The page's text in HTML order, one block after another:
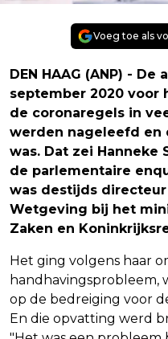
Voeg toe als
DEN HAAG (ANP) -
september 2020 voor
de coronaregels in
werden nageleefd en
was. Dat zei Hanneke
de parlementaire
was destijds
Wetgeving bij het
Zaken en
Het ging volgens haar
handhavingsprobleem,
op de bedreiging voor
En die opvatting werd